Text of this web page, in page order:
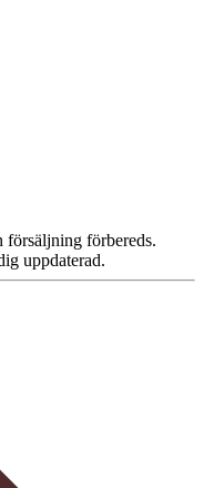
försäljning förbereds.
uppdaterad.